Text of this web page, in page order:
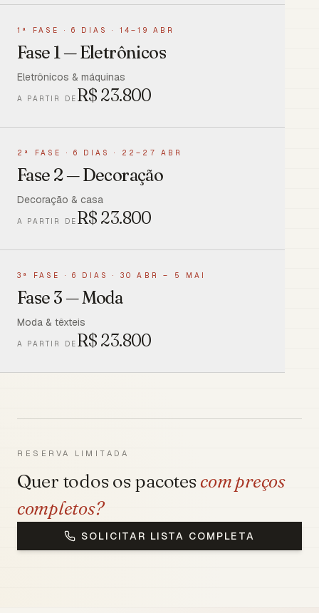
1ª FASE · 6 DIAS · 14–19 ABR
Fase 1 — Eletrônicos
Eletrônicos & máquinas
A PARTIR DE R$ 23.800
2ª FASE · 6 DIAS · 22–27 ABR
Fase 2 — Decoração
Decoração & casa
A PARTIR DE R$ 23.800
3ª FASE · 6 DIAS · 30 ABR – 5 MAI
Fase 3 — Moda
Moda & têxteis
A PARTIR DE R$ 23.800
RESERVA LIMITADA
Quer todos os pacotescom preços
completos?
SOLICITAR LISTA COMPLETA